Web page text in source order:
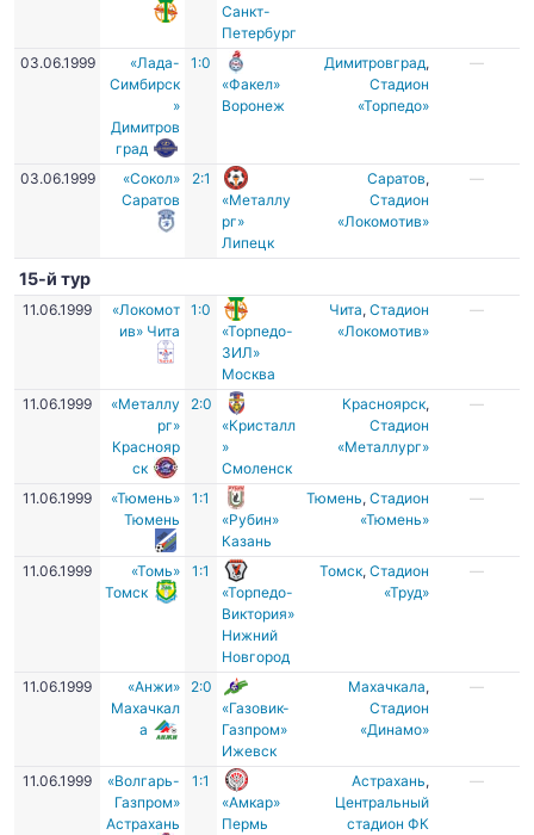
Санкт-
Петербург
03.06.1999
«Лада-
Симбирск
»
Димитров
град
1:0
«Факел»
Воронеж
Димитровград,
Стадион
«Торпедо»
—
03.06.1999
«Сокол»
Саратов
2:1
«Металлу
рг»
Липецк
Саратов,
Стадион
«Локомотив»
—
15-й тур
11.06.1999
«Локомот
ив» Чита
1:0
«Торпедо-
ЗИЛ»
Москва
Чита,Стадион
«Локомотив»
—
11.06.1999
«Металлу
рг»
Краснояр
ск
2:0
«Кристалл
»
Смоленск
Красноярск,
Стадион
«Металлург»
—
11.06.1999
«Тюмень»
Тюмень
1:1
«Рубин»
Казань
Тюмень,Стадион
«Тюмень»
—
11.06.1999
«Томь»
Томск
1:1
«Торпедо-
Виктория»
Нижний
Новгород
Томск,Стадион
«Труд»
—
11.06.1999
«Анжи»
Махачкал
а
2:0
«Газовик-
Газпром»
Ижевск
Махачкала,
Стадион
«Динамо»
—
11.06.1999
«Волгарь-
Газпром»
Астрахань
1:1
«Амкар»
Пермь
Астрахань,
Центральный
стадион ФК
—